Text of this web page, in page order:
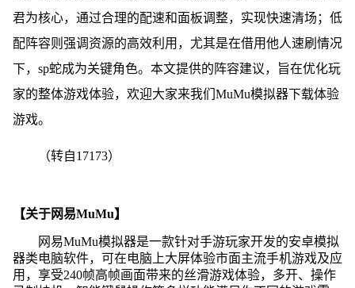
君为核心，通过合理的配速和面板调整，实现快速清场；低
配阵容则强调资源的高效利用，尤其是在借用他人速刷情况
下，sp蛇成为关键角色。本文提供的阵容建议，旨在优化玩
家的整体游戏体验，欢迎大家来我们MuMu模拟器下载体验
游戏。
（转自17173）
【关于网易MuMu】
网易MuMu模拟器是一款针对手游玩家开发的安卓模拟
器类电脑软件，可在电脑上大屏体验市面主流手机游戏及应
用，享受240帧高帧画面带来的丝滑游戏体验，多开、操作